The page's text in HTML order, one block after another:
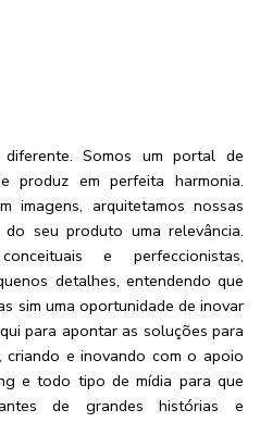
Somos um portal de
produz em perfeita harmonia.
imagens, arquitetamos nossas
do seu produto uma relevância.
e perfeccionistas,
detalhes, entendendo que
sim uma oportunidade de inovar
para apontar as soluções para
criando e inovando com o apoio
e todo tipo de mídia para que
de grandes histórias e